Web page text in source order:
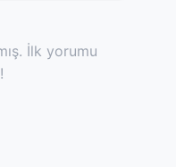
İlk yorumu